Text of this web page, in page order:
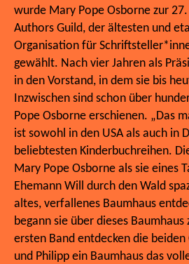
wurde Mary Pope Osborne zur
Authors Guild, der ältesten und
Organisation für
gewählt. Nach vier Jahren als
in den Vorstand, in dem sie bis
Inzwischen sind schon über
Pope Osborne erschienen. „Das
ist sowohl in den USA als auch in
beliebtesten Kinderbuchreihen.
Mary Pope Osborne als sie eines
Ehemann Will durch den Wald
altes, verfallenes Baumhaus
begann sie über dieses
ersten Band entdecken die
und Philipp ein Baumhaus das